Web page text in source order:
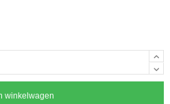
winkelwagen